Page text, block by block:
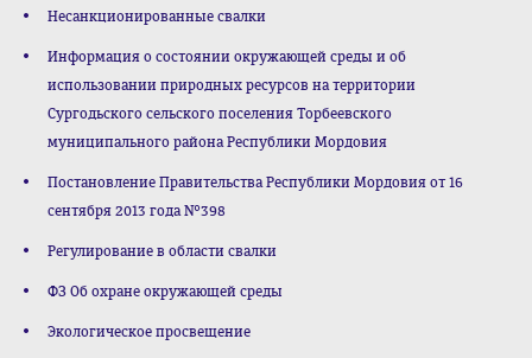
Несанкционированные свалки
Информация о состоянии окружающей среды и об
использовании природных ресурсов на территории
Сургодьского сельского поселения Торбеевского
муниципального района Республики Мордовия
Постановление Правительства Республики Мордовия от 16
сентября 2013 года №398
Регулирование в области свалки
ФЗ Об охране окружающей среды
Экологическое просвещение